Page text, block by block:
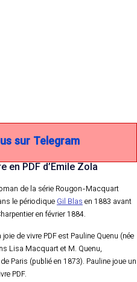
sur Telegram
en PDF d’Emile Zola
de la série Rougon-Macquart
le périodiqueGil Blasen 1883 avant
en février 1884.
de vivre PDF est Pauline Quenu (née
Lisa Macquart et M. Quenu,
Paris (publié en 1873). Pauline joue un
PDF.